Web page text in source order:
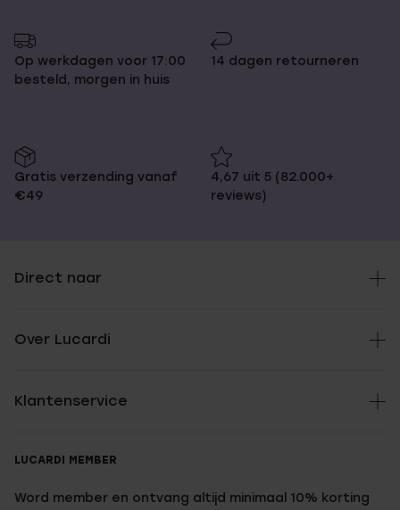
Op werkdagen voor 17:00
besteld, morgen in huis
14 dagen retourneren
Gratis verzending vanaf
€49
4,67 uit 5 (82.000+
reviews)
Direct naar
Over Lucardi
Klantenservice
LUCARDI MEMBER
Word member en ontvang altijd minimaal 10% korting